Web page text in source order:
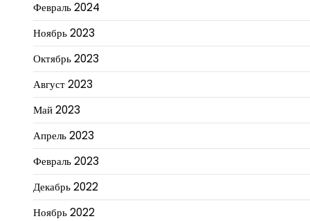
Февраль 2024
Ноябрь 2023
Октябрь 2023
Август 2023
Май 2023
Апрель 2023
Февраль 2023
Декабрь 2022
Ноябрь 2022